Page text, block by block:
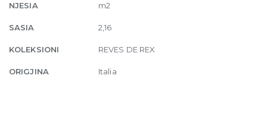
NJESIA m2
SASIA 2,16
KOLEKSIONI REVES DE REX
ORIGJINA Italia